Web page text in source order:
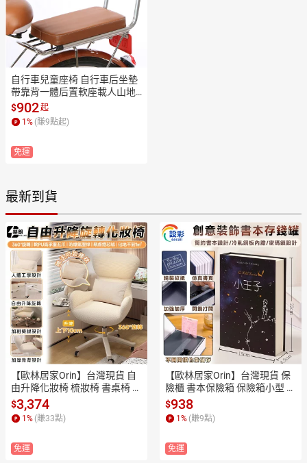
自行車兒童座椅 自行車后坐墊
帶靠背一體后置軟座載人山地
單車兒童座椅腳踏扶手把【MJ
10066】
$902起
1 % (賺9點起)
免運
最新到貨
【歐林居家Orin】台灣現貨 自
由升降化妝椅 梳妝椅 書桌椅 電
腦椅 贈同款抱枕（上下升降10
cm/軟PU高承重/防爆氣壓桿）
$3,374
1% (賺33點)
免運
【歐林居家Orin】台灣現貨 保
險櫃 書本保險箱 保險箱小型 存
錢盒子 密碼存錢本 隱蔽收納盒
（仿書本設計/密碼款）
$938
1% (賺9點)
免運